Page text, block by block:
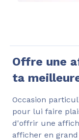
Offre une
ta
Occasion
pour lui faire
d'offrir une
afficher en